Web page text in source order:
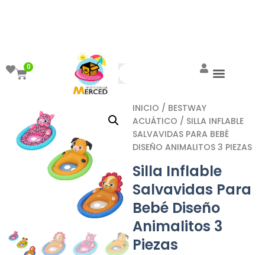
0
INICIO / BESTWAY
ACUÁTICO / SILLA INFLABLE
SALVAVIDAS PARA BEBÉ
DISEÑO ANIMALITOS 3 PIEZAS
Silla Inflable
Salvavidas Para
Bebé Diseño
Animalitos 3
Piezas